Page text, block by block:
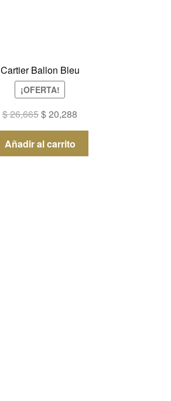
Cartier Ballon Bleu
¡OFERTA!
$26,665El
precio
original
era:
$20,288
precio
es:
Añadir al carrito